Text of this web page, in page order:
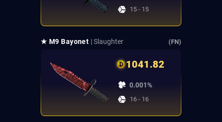
15 - 15
★ M9 Bayonet | Slaughter (FN)
1041.82
0.001%
16 - 16